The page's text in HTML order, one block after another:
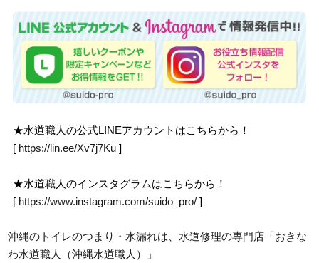
★水道職人の公式LINEアカウントはこちらから！
[ https://lin.ee/Xv7j7Ku ]
★水道職人のインスタグラムはこちらから！
[ https://www.instagram.com/suido_pro/ ]
沖縄のトイレのつまり・水漏れは、水道修理の専門店「おきな
わ水道職人（沖縄水道職人）」